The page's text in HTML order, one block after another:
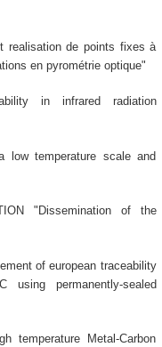
realisation de points fixes à
en pyrométrie optique"
in infrared radiation
low temperature scale and
"Dissemination of the
of european traceability
using permanently-sealed
temperature Metal-Carbon